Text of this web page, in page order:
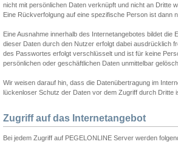
nicht mit persönlichen Daten verknüpft und nicht an Dritte
Eine Rückverfolgung auf eine spezifische Person ist dann
Eine Ausnahme innerhalb des Internetangebotes bildet
dieser Daten durch den Nutzer erfolgt dabei ausdrücklich
des Passwortes erfolgt verschlüsselt und ist für keine
persönlichen oder geschäftlichen Daten unmittelbar
Wir weisen darauf hin, dass die Datenübertragung im
lückenloser Schutz der Daten vor dem Zugriff durch Dritte
Zugriff auf das Internetangebot
Bei jedem Zugriff auf PEGELONLINE Server werden